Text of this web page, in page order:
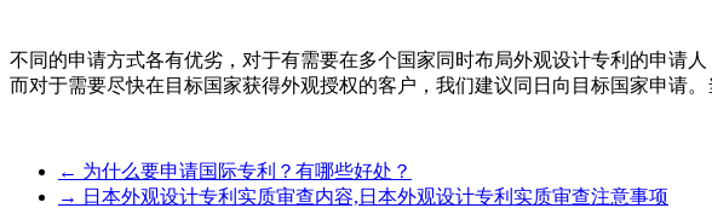
不同的申请方式各有优劣，对于有需要在多个国家同时布局外观设计专利的申请
而对于需要尽快在目标国家获得外观授权的客户，我们建议同日向目标国家申请
← 为什么要申请国际专利？有哪些好处？
→ 日本外观设计专利实质审查内容,日本外观设计专利实质审查注意事项